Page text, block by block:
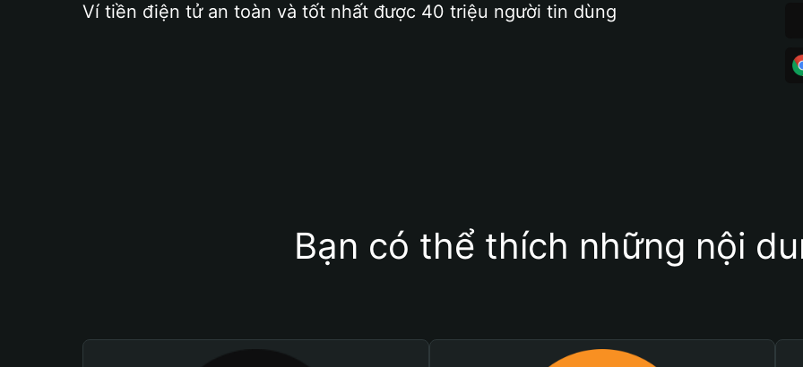
Ví tiền điện tử an toàn và tốt nhất được 40 triệu người tin dùng
Bạn có thể thích những nội